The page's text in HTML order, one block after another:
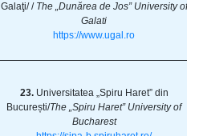
Galaţi/ / The „Dunărea de Jos” University of
Galati
https://www.ugal.ro
23. Universitatea „Spiru Haret” din
București/The „Spiru Haret” University of
Bucharest